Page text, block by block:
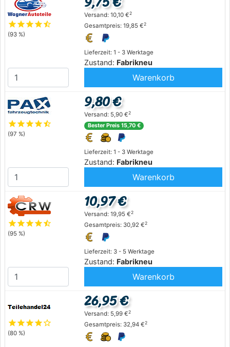
starstarstarstarstar_half
(93 %)
Lieferzeit: 1 - 3 Werktage
Zustand: Fabrikneu
Versand: 10,10 €2
Gesamtpreis: 19,85 €2
Warenkorb
starstarstarstarstar_half
(97 %)
Lieferzeit: 1 - 3 Werktage
Zustand: Fabrikneu
9,80 €
Versand: 5,90 €2
Bester Preis 15,70 €
Warenkorb
starstarstarstarstar_half
(95 %)
Lieferzeit: 3 - 5 Werktage
Zustand: Fabrikneu
10,97 €
Versand: 19,95 €2
Gesamtpreis: 30,92 €2
Warenkorb
starstarstarstarstar_outline
(80 %)
26,95 €
Versand: 5,99 €2
Gesamtpreis: 32,94 €2